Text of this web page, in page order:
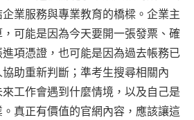
業服務與專業教育的橋樑。企業主
可能是因為今天要開一張發票、確
項憑證，也可能是因為過去帳務已
助重新判斷；準考生搜尋相關內
工作會遇到什麼情境，以及自己是
真正有價值的官網內容，應該讓這